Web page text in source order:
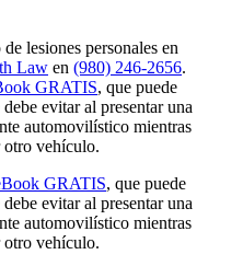
lesiones personales en
Law en (980) 246-2656.
GRATIS, que puede
evitar al presentar una
automovilístico mientras
vehículo.
GRATIS, que puede
evitar al presentar una
automovilístico mientras
vehículo.